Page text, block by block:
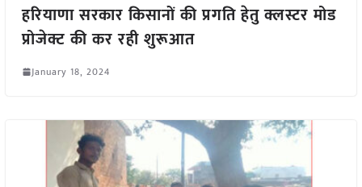
हरियाणा सरकार किसानों की प्रगति हेतु क्लस्टर मोड
प्रोजेक्ट की कर रही शुरूआत
January 18, 2024